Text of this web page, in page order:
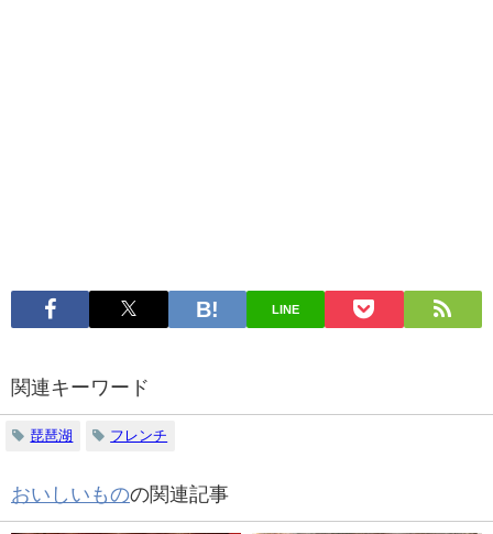
LINE
関連キーワード
琵琶湖 フレンチ
おいしいものの関連記事